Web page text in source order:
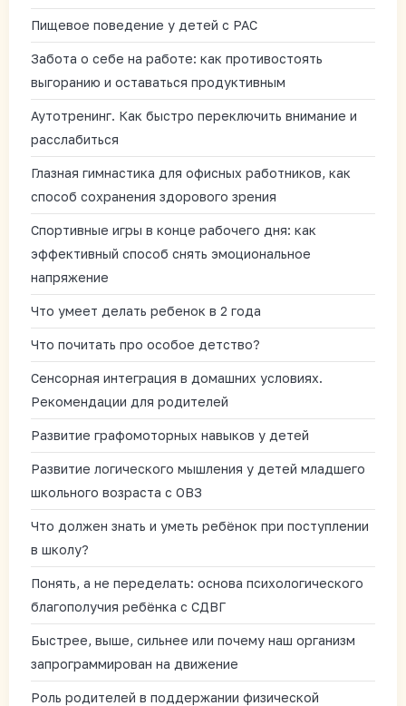
Пищевое поведение у детей с РАС
Забота о себе на работе: как противостоять
выгоранию и оставаться продуктивным
Аутотренинг. Как быстро переключить внимание и
расслабиться
Глазная гимнастика для офисных работников, как
способ сохранения здорового зрения
Спортивные игры в конце рабочего дня: как
эффективный способ снять эмоциональное
напряжение
Что умеет делать ребенок в 2 года
Что почитать про особое детство?
Сенсорная интеграция в домашних условиях.
Рекомендации для родителей
Развитие графомоторных навыков у детей
Развитие логического мышления у детей младшего
школьного возраста с ОВЗ
Что должен знать и уметь ребёнок при поступлении
в школу?
Понять, а не переделать: основа психологического
благополучия ребёнка с СДВГ
Быстрее, выше, сильнее или почему наш организм
запрограммирован на движение
Роль родителей в поддержании физической